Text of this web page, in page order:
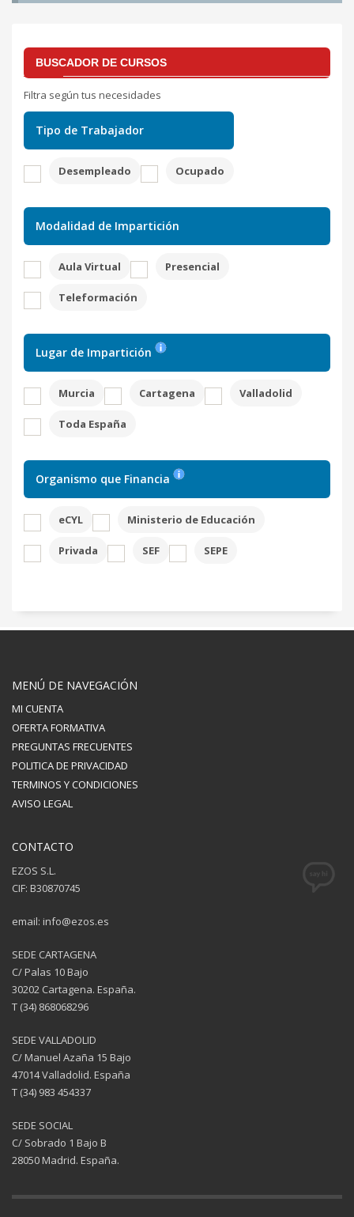
BUSCADOR DE CURSOS
Filtra según tus necesidades
Tipo de Trabajador
Desempleado Ocupado
Modalidad de Impartición
Aula Virtual Presencial
Teleformación
Lugar de Impartición
Murcia Cartagena Valladolid
Toda España
Organismo que Financia
eCYL Ministerio de Educación
Privada SEF SEPE
MENÚ DE NAVEGACIÓN
MI CUENTA
OFERTA FORMATIVA
PREGUNTAS FRECUENTES
POLITICA DE PRIVACIDAD
TERMINOS Y CONDICIONES
AVISO LEGAL
CONTACTO
EZOS S.L.
CIF: B30870745
email: info@ezos.es
SEDE CARTAGENA
C/ Palas 10 Bajo
30202 Cartagena. España.
T (34) 868068296
SEDE VALLADOLID
C/ Manuel Azaña 15 Bajo
47014 Valladolid. España
T (34) 983 454337
SEDE SOCIAL
C/ Sobrado 1 Bajo B
28050 Madrid. España.